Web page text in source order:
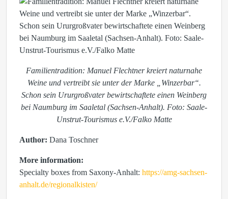
Familientradition: Manuel Flechtner kreiert naturnahe
Weine und vertreibt sie unter der Marke „Winzerbar“.
Schon sein Ururgroßvater bewirtschaftete einen Weinberg
bei Naumburg im Saaletal (Sachsen-Anhalt). Foto: Saale-
Unstrut-Tourismus e.V./Falko Matte
Author: Dana Toschner
More information:
Specialty boxes from Saxony-Anhalt: https://amg-sachsen-
anhalt.de/regionalkisten/